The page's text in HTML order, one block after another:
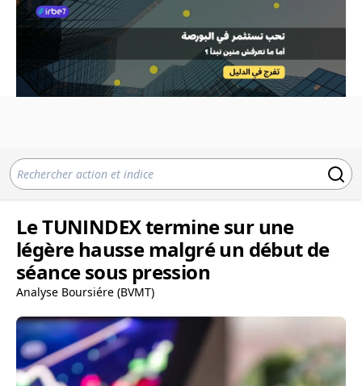
Le TUNINDEX termine sur une
légère hausse malgré un début de
séance sous pression
Analyse Boursiére (BVMT)